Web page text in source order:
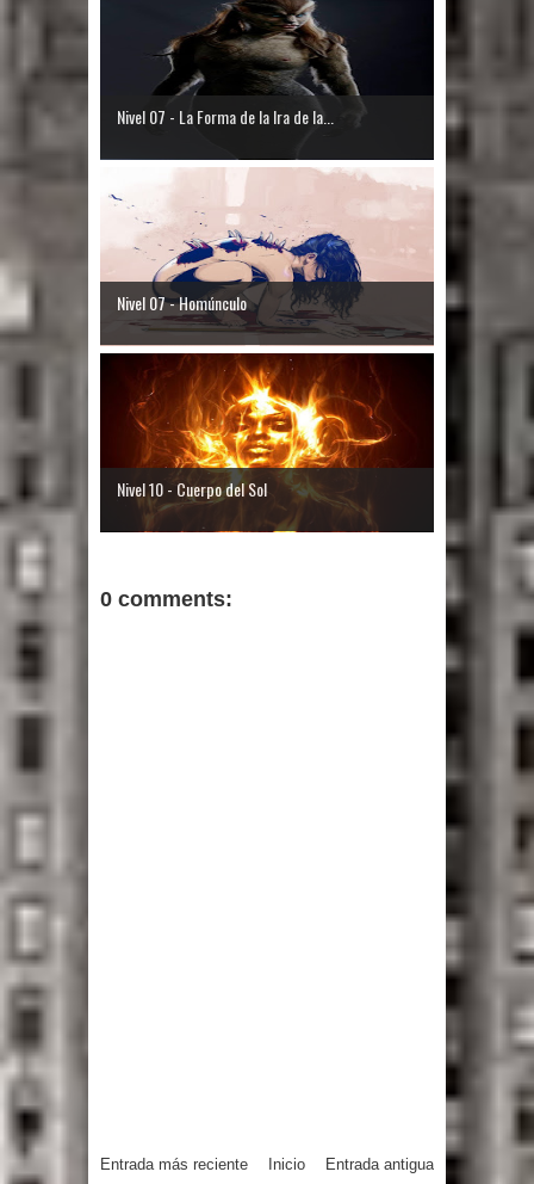
Nivel 07 - La Forma de la Ira de la...
Nivel 07 - Homúnculo
Nivel 10 - Cuerpo del Sol
0 comments:
Entrada más reciente Entrada antigua
Inicio